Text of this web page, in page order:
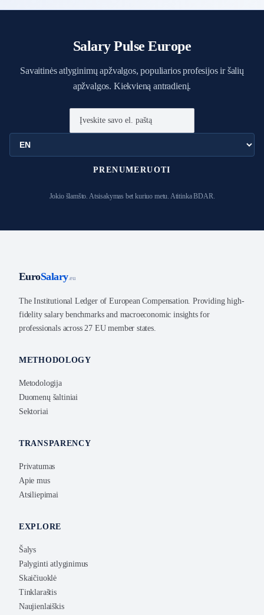
Salary Pulse Europe
Savaitinės atlyginimų apžvalgos, populiarios profesijos ir šalių
apžvalgos. Kiekvieną antradienį.
PRENUMERUOTI
Jokio šlamšto. Atsisakymas bet kuriuo metu. Atitinka BDAR.
EuroSalary.eu
The Institutional Ledger of European Compensation. Providing high-
fidelity salary benchmarks and macroeconomic insights for
professionals across 27 EU member states.
METHODOLOGY
Metodologija
Duomenų šaltiniai
Sektoriai
TRANSPARENCY
Privatumas
Apie mus
Atsiliepimai
EXPLORE
Šalys
Palyginti atlyginimus
Skaičiuoklė
Tinklaraštis
Naujienlaiškis